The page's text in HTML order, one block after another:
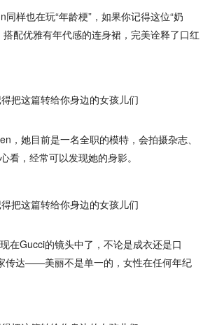
样也在玩“年龄梗”，如果你记得这位“奶
配优雅有年代感的连身裙，完美诠释了口红
，她目前是一名全职的模特，会拍摄杂志、
看，经常可以发现她的身影。
在Gucci的镜头中了，不论是成衣还是口
传达——美丽不是单一的，女性在任何年纪